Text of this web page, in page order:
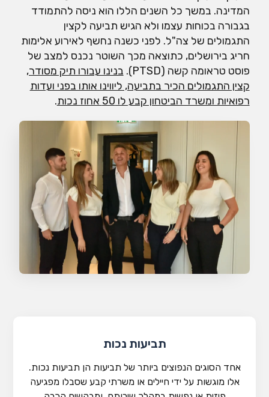
המדינה. במשך כל השנים הללו הוא ניסה להתמודד
בגבורה בכוחות עצמו ולא הגיש תביעה לקצין
התגמולים של צה"ל. לפני כשנה נחשף לאירוע אלימות
חריג בירושלים, כתוצאה מכך השוטר נכנס למצב של
פוסט טראומה קשה (PTSD).
בנינו עבורו תיק מסודר,
קצין התגמולים הכיר בתביעה, ליווינו אותו בפני ועדות
רפואיות ומשרד הביטחון קבע לו 50 אחוז נכות
.
תביעות נכות
אחד הסוגים הנפוצים ביותר של תביעות הן תביעות נכות.
אלו מוגשות על ידי חיילים או משרתי קבע שסבלו מפגיעה